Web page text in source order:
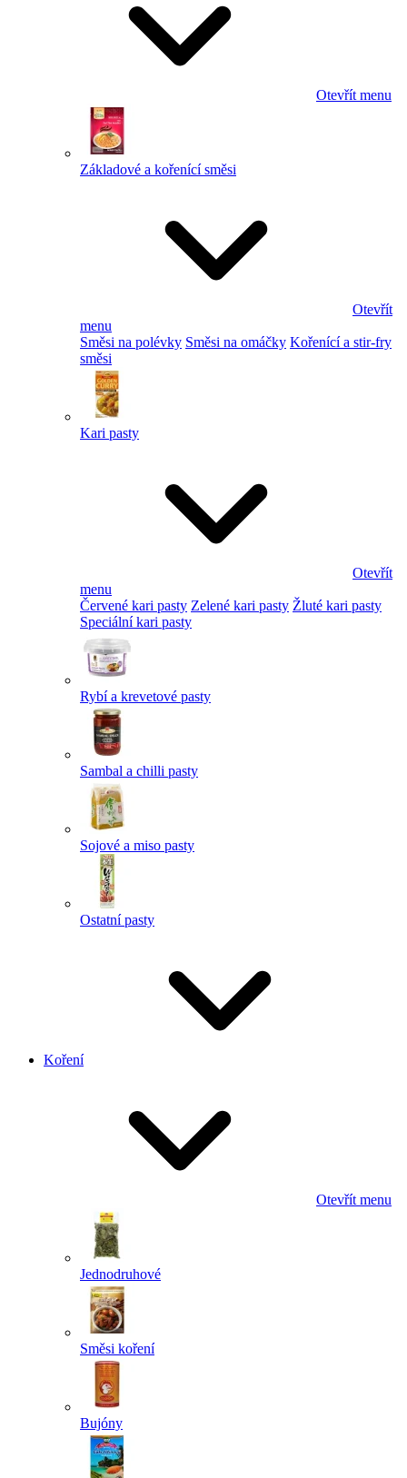
Otevřít menu
Základové a kořenící směsi
Otevřít
menu
Směsi na polévky Směsi na omáčky Kořenící a stir-fry
směsi
Kari pasty
Otevřít
menu
Červené kari pasty Zelené kari pasty Žluté kari pasty
Speciální kari pasty
Rybí a krevetové pasty
Sambal a chilli pasty
Sojové a miso pasty
Ostatní pasty
Koření
Otevřít menu
Jednodruhové
Směsi koření
Bujóny